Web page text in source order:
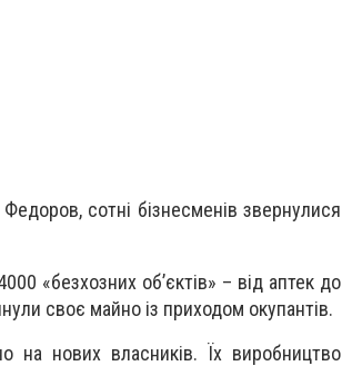
сотні бізнесменів звернулися
«безхозних обʼєктів» – від аптек до
своє майно із приходом окупантів.
на нових власників. Їх виробництво